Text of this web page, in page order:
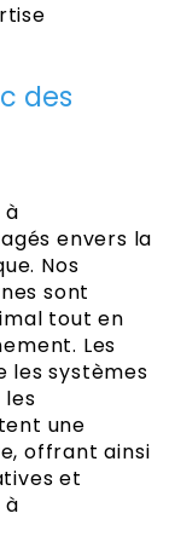
des
à
envers la
Nos
sont
tout en
Les
les systèmes
une
offrant ainsi
et
à